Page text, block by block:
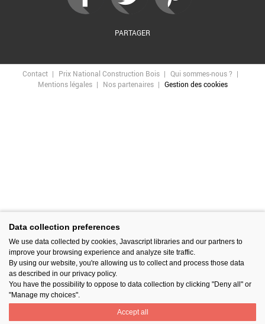
PARTAGER
Contact Prix National Construction Bois
Qui sommes-nous ?
Mentions légales
Nos partenaires Gestion des cookies
Data collection preferences
We use data collected by cookies, Javascript libraries and our partners to
improve your browsing experience and analyze site traffic.
By using our website, you're allowing us to collect and process those data
as described in our privacy policy.
You have the possibility to oppose to data collection by clicking "Deny all" or
"Manage my choices".
Accept all